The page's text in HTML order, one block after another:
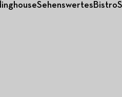
SehenswertesBistro